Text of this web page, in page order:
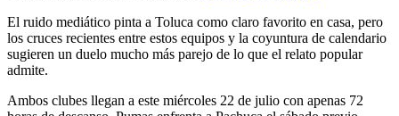
El ruido mediático pinta a Toluca como claro favorito en casa, pero
los cruces recientes entre estos equipos y la coyuntura de calendario
sugieren un duelo mucho más parejo de lo que el relato popular
admite.
Ambos clubes llegan a este miércoles 22 de julio con apenas 72